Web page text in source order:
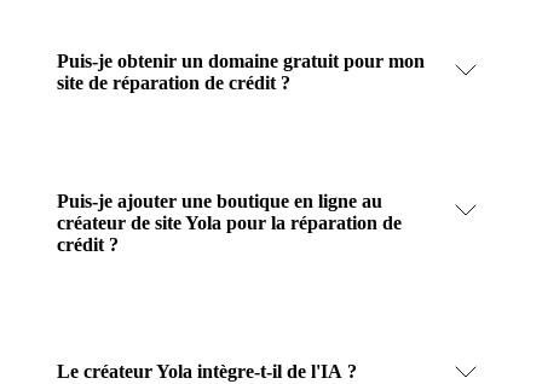
Puis-je obtenir un domaine gratuit pour mon
site de réparation de crédit ?
Puis-je ajouter une boutique en ligne au
créateur de site Yola pour la réparation de
crédit ?
Le créateur Yola intègre-t-il de l'IA ?